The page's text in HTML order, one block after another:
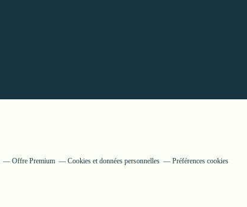
Offre Premium Cookies et données personnelles Préférences cookies